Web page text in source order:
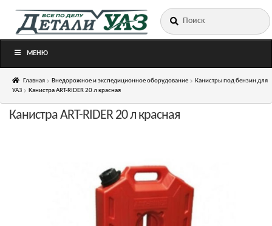
Перейти
Перейти
Искать:
МЕНЮ
Главная Внедорожное и экспедиционное оборудование
Канистры под бензин для
УАЗ
Канистра ART-RIDER 20 л красная
Канистра ART-RIDER 20 л красная